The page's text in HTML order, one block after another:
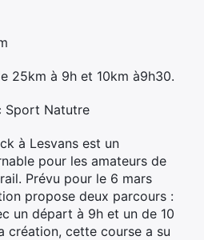
25km à 9h et 10km à9h30.
Sport Natutre
à Lesvans est un
pour les amateurs de
Prévu pour le 6 mars
propose deux parcours :
un départ à 9h et un de 10
création, cette course a su